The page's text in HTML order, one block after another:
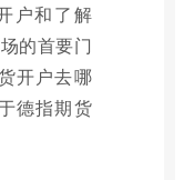
户和了解
的首要门
开户去哪
德指期货